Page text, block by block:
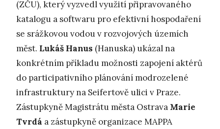
(ZČU), který vyzvedl využití připravovaného
katalogu a softwaru pro efektivní hospodaření
se srážkovou vodou v rozvojových územích
měst. Lukáš Hanus (Hanuska) ukázal na
konkrétním příkladu možnosti zapojení aktérů
do participativního plánování modrozelené
infrastruktury na Seifertově ulici v Praze.
Zástupkyně Magistrátu města Ostrava Marie
Tvrdá a zástupkyně organizace MAPPA